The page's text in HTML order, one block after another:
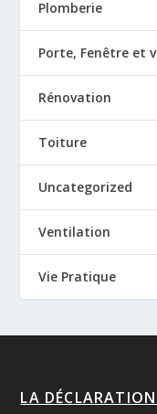
Plomberie
Porte, Fenêtre et
Rénovation
Toiture
Uncategorized
Ventilation
Vie Pratique
LA